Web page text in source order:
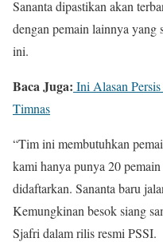
Sananta dipastikan akan
dengan pemain lainnya
ini.
Baca Juga: Ini Alasan
Timnas
“Tim ini membutuhkan
kami hanya punya 20
didaftarkan. Sananta baru
Kemungkinan besok siang
Sjafri dalam rilis resmi PSSI.